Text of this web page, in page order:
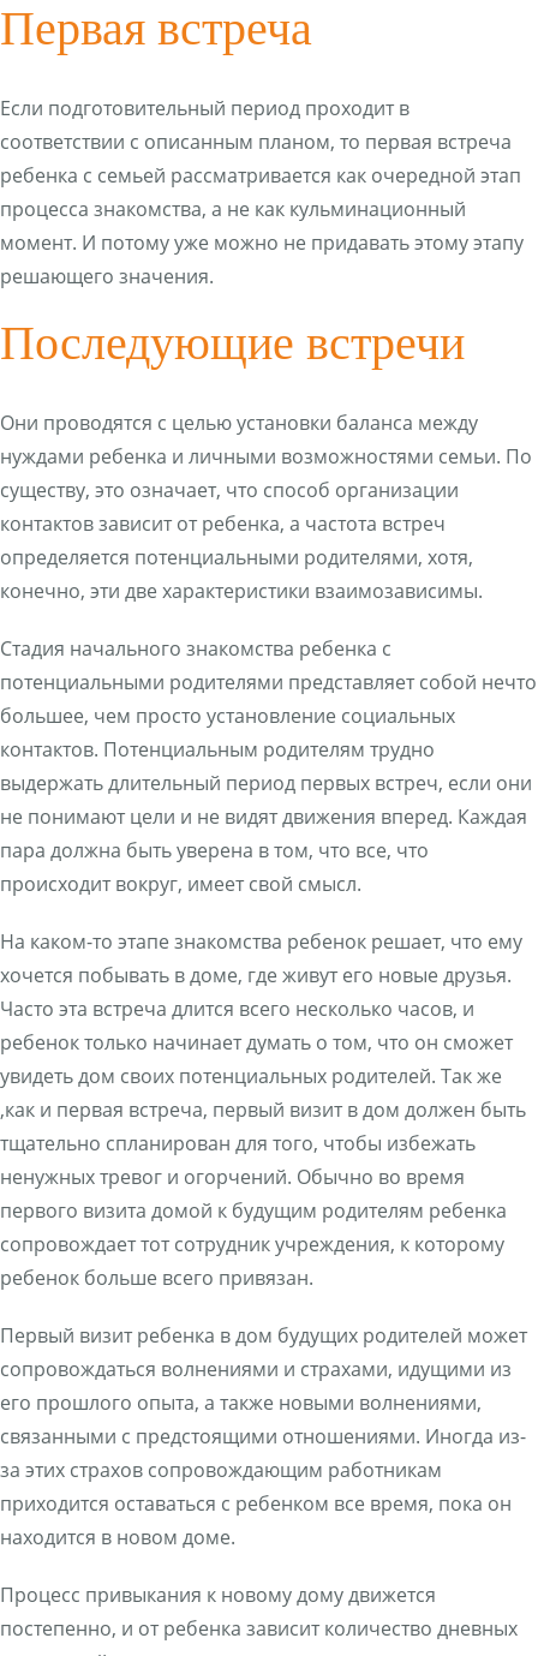
Первая встреча
Если подготовительный период проходит в
соответствии с описанным планом, то первая встреча
ребенка с семьей рассматривается как очередной этап
процесса знакомства, а не как кульминационный
момент. И потому уже можно не придавать этому этапу
решающего значения.
Последующие встречи
Они проводятся с целью установки баланса между
нуждами ребенка и личными возможностями семьи. По
существу, это означает, что способ организации
контактов зависит от ребенка, а частота встреч
определяется потенциальными родителями, хотя,
конечно, эти две характеристики взаимозависимы.
Стадия начального знакомства ребенка с
потенциальными родителями представляет собой нечто
большее, чем просто установление социальных
контактов. Потенциальным родителям трудно
выдержать длительный период первых встреч, если они
не понимают цели и не видят движения вперед. Каждая
пара должна быть уверена в том, что все, что
происходит вокруг, имеет свой смысл.
На каком-то этапе знакомства ребенок решает, что ему
хочется побывать в доме, где живут его новые друзья.
Часто эта встреча длится всего несколько часов, и
ребенок только начинает думать о том, что он сможет
увидеть дом своих потенциальных родителей. Так же
,как и первая встреча, первый визит в дом должен быть
тщательно спланирован для того, чтобы избежать
ненужных тревог и огорчений. Обычно во время
первого визита домой к будущим родителям ребенка
сопровождает тот сотрудник учреждения, к которому
ребенок больше всего привязан.
Первый визит ребенка в дом будущих родителей может
сопровождаться волнениями и страхами, идущими из
его прошлого опыта, а также новыми волнениями,
связанными с предстоящими отношениями. Иногда из-
за этих страхов сопровождающим работникам
приходится оставаться с ребенком все время, пока он
находится в новом доме.
Процесс привыкания к новому дому движется
постепенно, и от ребенка зависит количество дневных